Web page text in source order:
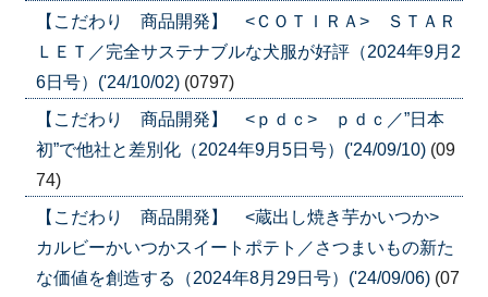
【こだわり 商品開発】 <ＣＯＴＩＲＡ> ＳＴＡＲ
ＬＥＴ／完全サステナブルな犬服が好評（2024年9月2
6日号）('24/10/02) (0797)
【こだわり 商品開発】 <ｐｄｃ> ｐｄｃ／”日本
初”で他社と差別化（2024年9月5日号）('24/09/10) (09
74)
【こだわり 商品開発】 <蔵出し焼き芋かいつか>
カルビーかいつかスイートポテト／さつまいもの新た
な価値を創造する（2024年8月29日号）('24/09/06) (07